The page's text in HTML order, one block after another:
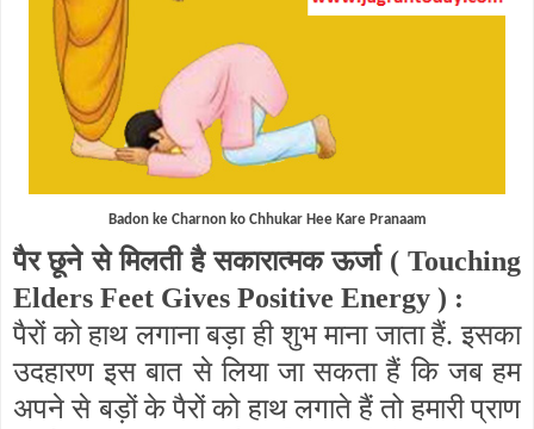
Badon ke Charnon ko Chhukar Hee Kare Pranaam
पैर छूने से मिलती है सकारात्मक ऊर्जा ( Touching
Elders Feet Gives Positive Energy ) :
पैरों को हाथ लगाना बड़ा ही शुभ माना जाता हैं. इसका
उदहारण इस बात से लिया जा सकता हैं कि जब हम
अपने से बड़ों के पैरों को हाथ लगाते हैं तो हमारी प्राण